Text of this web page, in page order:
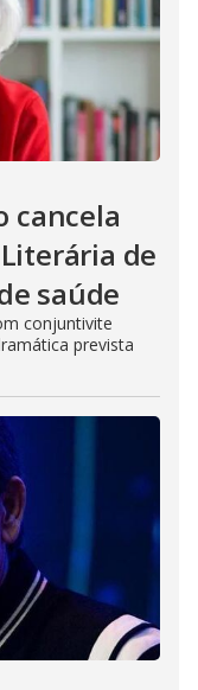
cancela
de
saúde
conjuntivite
prevista